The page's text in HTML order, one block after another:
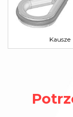
Kausze